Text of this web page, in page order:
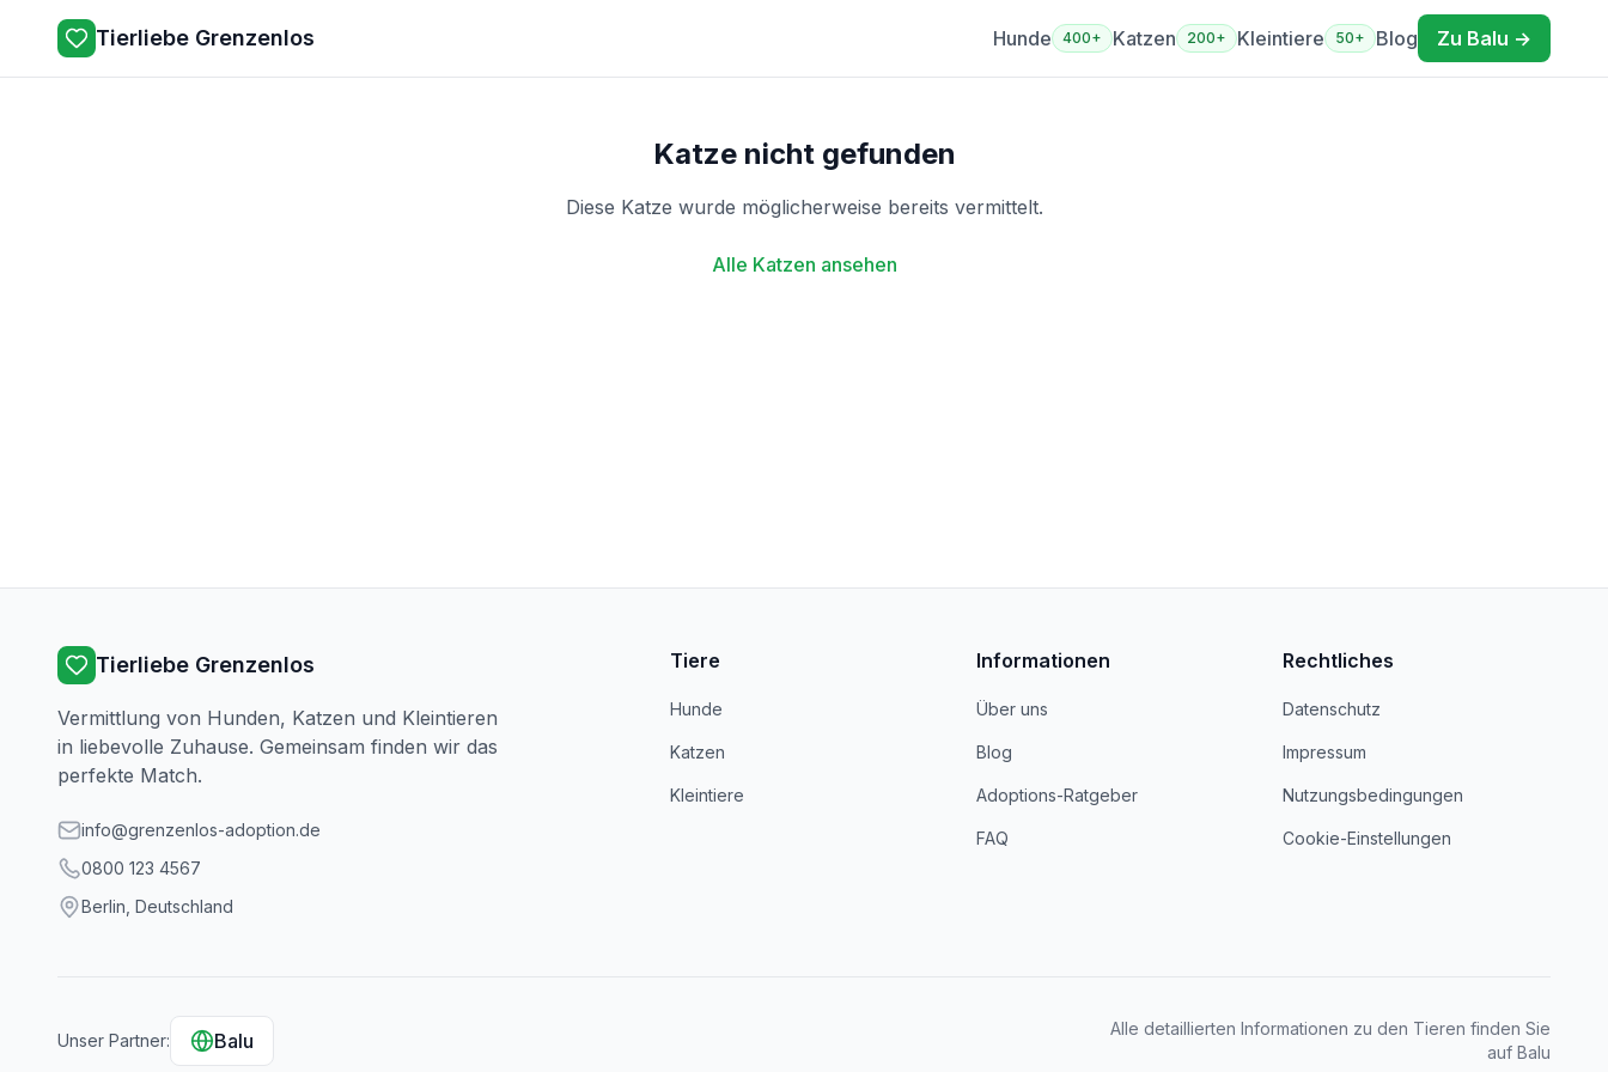
Tierliebe Grenzenlos Hunde 400+ Katzen 200+ Kleintiere 50+ Blog Zu Balu →
Katze nicht gefunden
Diese Katze wurde möglicherweise bereits vermittelt.
Alle Katzen ansehen
Tierliebe Grenzenlos
Vermittlung von Hunden, Katzen und Kleintieren
in liebevolle Zuhause. Gemeinsam finden wir das
perfekte Match.
info@grenzenlos-adoption.de
0800 123 4567
Berlin, Deutschland
Tiere
Hunde
Katzen
Kleintiere
Informationen
Über uns
Blog
Adoptions-Ratgeber
FAQ
Rechtliches
Datenschutz
Impressum
Nutzungsbedingungen
Cookie-Einstellungen
Unser Partner: Balu
Alle detaillierten Informationen zu den Tieren finden Sie
auf Balu